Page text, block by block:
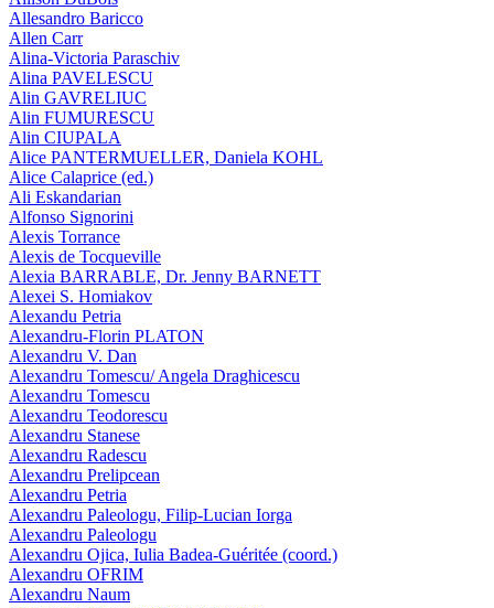
Allesandro Baricco
Allen Carr
Alina-Victoria Paraschiv
Alina PAVELESCU
Alin GAVRELIUC
Alin FUMURESCU
Alin CIUPALA
Alice PANTERMUELLER, Daniela KOHL
Alice Calaprice (ed.)
Ali Eskandarian
Alfonso Signorini
Alexis Torrance
Alexis de Tocqueville
Alexia BARRABLE, Dr. Jenny BARNETT
Alexei S. Homiakov
Alexandu Petria
Alexandru-Florin PLATON
Alexandru V. Dan
Alexandru Tomescu/ Angela Draghicescu
Alexandru Tomescu
Alexandru Teodorescu
Alexandru Stanese
Alexandru Radescu
Alexandru Prelipcean
Alexandru Petria
Alexandru Paleologu, Filip-Lucian Iorga
Alexandru Paleologu
Alexandru Ojica, Iulia Badea-Guéritée (coord.)
Alexandru OFRIM
Alexandru Naum